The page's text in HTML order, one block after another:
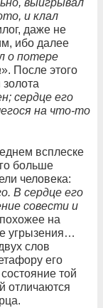
выигрывал
и клал
даже не
ибо далее
о потере
». После этого
сердце его
на что-то
всплеске
больше
человека:
В сердце его
совести и
на
угрызения…
слов
его
той
отличаются